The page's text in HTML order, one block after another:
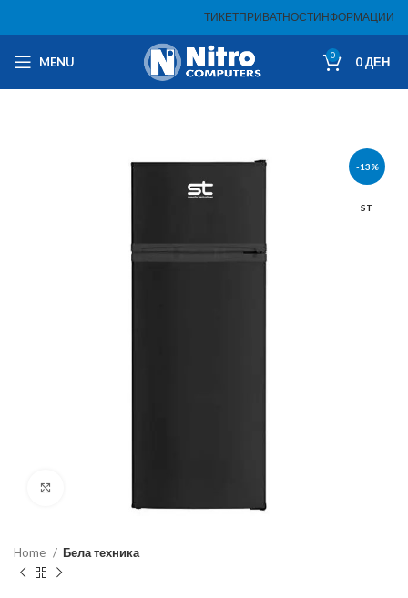
ТИКЕТПРИВАТНОСТИНФОРМАЦИИ
MENU 0 0ДЕН
-13%
ST
Home Бела техника